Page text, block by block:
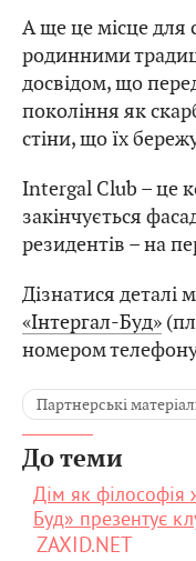
А ще це місце для
родинними
досвідом, що
покоління як
стіни, що їх
Intergal Club – це
закінчується
резидентів – на
Дізнатися деталі
«Інтергал-Буд»
номером
Партнерські
До теми
Дім як філософія
Буд» презентує
ZAXID.NET